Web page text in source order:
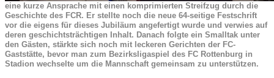
eine kurze Ansprache mit einen komprimierten Streifzug durch die
Geschichte des FCR. Er stellte noch die neue 64-seitige Festschrift
vor die eigens für dieses Jubiläum angefertigt wurde und verwies auf
deren geschichtsträchtigen Inhalt. Danach folgte ein Smalltak unter
den Gästen, stärkte sich noch mit leckeren Gerichten der FC-
Gaststätte, bevor man zum Bezirksligaspiel des FC Rottenburg in
Stadion wechselte um die Mannschaft gemeinsam zu unterstützen.